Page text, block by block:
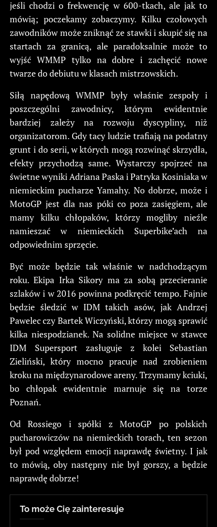
jeśli chodzi o frekwencję w 600-tkach, ale jak to
mówią; poczekamy zobaczymy. Kilku czołowych
zawodników może zniknąć ze stawki i skupić się na
startach za granicą, ale paradoksalnie może to
wyjść WMMP tylko na dobre i zachęcić nowe
twarze do debiutu w klasach mistrzowskich.
Siłą napędową WMMP były właśnie zespoły i
poszczególni zawodnicy, którym ewidentnie
bardziej zależy na rozwoju dyscypliny, niż
organizatorom. Gdy tacy ludzie trafiają na podatny
grunt i do serii, w których mogą rozwinąć skrzydła,
efekty przychodzą same. Wystarczy spojrzeć na
świetne wyniki Adriana Paska i Patryka Kosiniaka w
niemieckim pucharze Yamahy. No dobrze, może i
MotoGP jest dla nas póki co poza zasięgiem, ale
mamy kilku chłopaków, którzy mogliby nieźle
namieszać w niemieckich Superbike’ach na
odpowiednim sprzęcie.
Być może będzie tak właśnie w nadchodzącym
roku. Ekipa Irka Sikory ma za sobą przecieranie
szlaków i w 2016 powinna podkręcić tempo. Fajnie
będzie śledzić w IDM takich asów, jak Andrzej
Pawelec czy Bartek Wiczyński, którzy mogą sprawić
kilka niespodzianek. Na solidne miejsce w stawce
IDM Supersport zasługuje z kolei Sebastian
Zieliński, który mocno pracuje nad zrobieniem
kroku na międzynarodowe areny. Trzymamy kciuki,
bo chłopak ewidentnie marnuje się na torze
Poznań.
Od Rossiego i spółki z MotoGP po polskich
pucharowiczów na niemieckich torach, ten sezon
był pod względem emocji naprawdę świetny. I jak
to mówią, oby następny nie był gorszy, a będzie
naprawdę dobrze!
To może Cię zainteresuje